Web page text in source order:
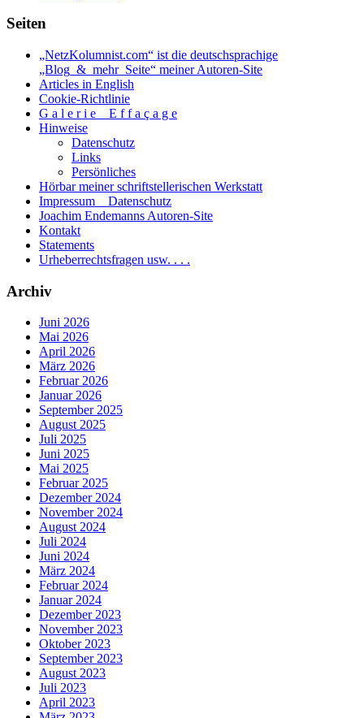
Seiten
„NetzKolumnist.com“ ist die deutschsprachige
„Blog_&_mehr_Seite“ meiner Autoren-Site
Articles in English
Cookie-Richtlinie
G a l e r i e _ E f f a ç a g e
Hinweise
Datenschutz
Links
Persönliches
Hörbar meiner schriftstellerischen Werkstatt
Impressum _ Datenschutz
Joachim Endemanns Autoren-Site
Kontakt
Statements
Urheberrechtsfragen usw. . . .
Archiv
Juni 2026
Mai 2026
April 2026
März 2026
Februar 2026
Januar 2026
September 2025
August 2025
Juli 2025
Juni 2025
Mai 2025
Februar 2025
Dezember 2024
November 2024
August 2024
Juli 2024
Juni 2024
März 2024
Februar 2024
Januar 2024
Dezember 2023
November 2023
Oktober 2023
September 2023
August 2023
Juli 2023
April 2023